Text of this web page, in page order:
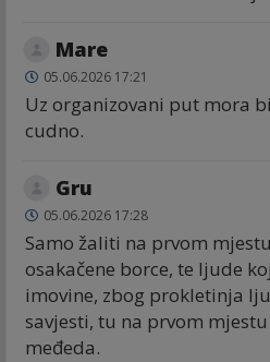
Mare
05.06.2026 17:21
Uz organizovani put mora
cudno.
Gru
05.06.2026 17:28
Samo žaliti na prvom
osakačene borce, te ljude
imovine, zbog prokletinja
savjesti, tu na prvom
međeda.